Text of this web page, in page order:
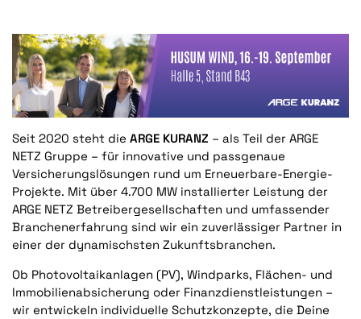
Seit 2020 steht die ARGE KURANZ – als Teil der ARGE
NETZ Gruppe – für innovative und passgenaue
Versicherungslösungen rund um Erneuerbare-Energie-
Projekte. Mit über 4.700 MW installierter Leistung der
ARGE NETZ Betreibergesellschaften und umfassender
Branchenerfahrung sind wir ein zuverlässiger Partner in
einer der dynamischsten Zukunftsbranchen.
Ob Photovoltaikanlagen (PV), Windparks, Flächen- und
Immobilienabsicherung oder Finanzdienstleistungen –
wir entwickeln individuelle Schutzkonzepte, die Deine